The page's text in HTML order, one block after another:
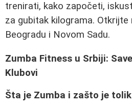
trenirati, kako započeti,
za gubitak kilograma. Otkrijte
Beogradu i Novom Sadu.
Zumba Fitness u Srbiji:
Klubovi
Šta je Zumba i zašto je